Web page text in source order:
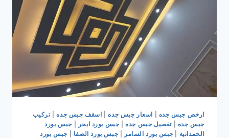
ارخص جبس جده اسعار جبس جده| اسقف جبس جده|تركيب
جبس جده
تفصيل جبس جده| جبس بورد ابحر
جبس بورد
الحمدانية
جبس بورد السامر جبس بورد الصفا
جبس بورد